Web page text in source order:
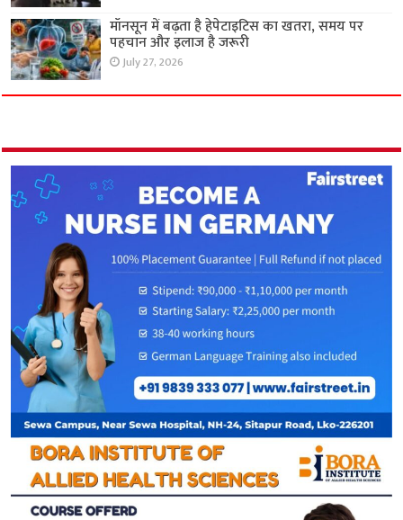
मॉनसून में बढ़ता है हेपेटाइटिस का खतरा, समय पर
पहचान और इलाज है जरूरी
July 27, 2026